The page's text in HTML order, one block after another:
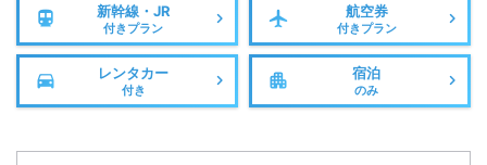
新幹線・JR
付きプラン
航空券
付きプラン
レンタカー
付き
宿泊
のみ